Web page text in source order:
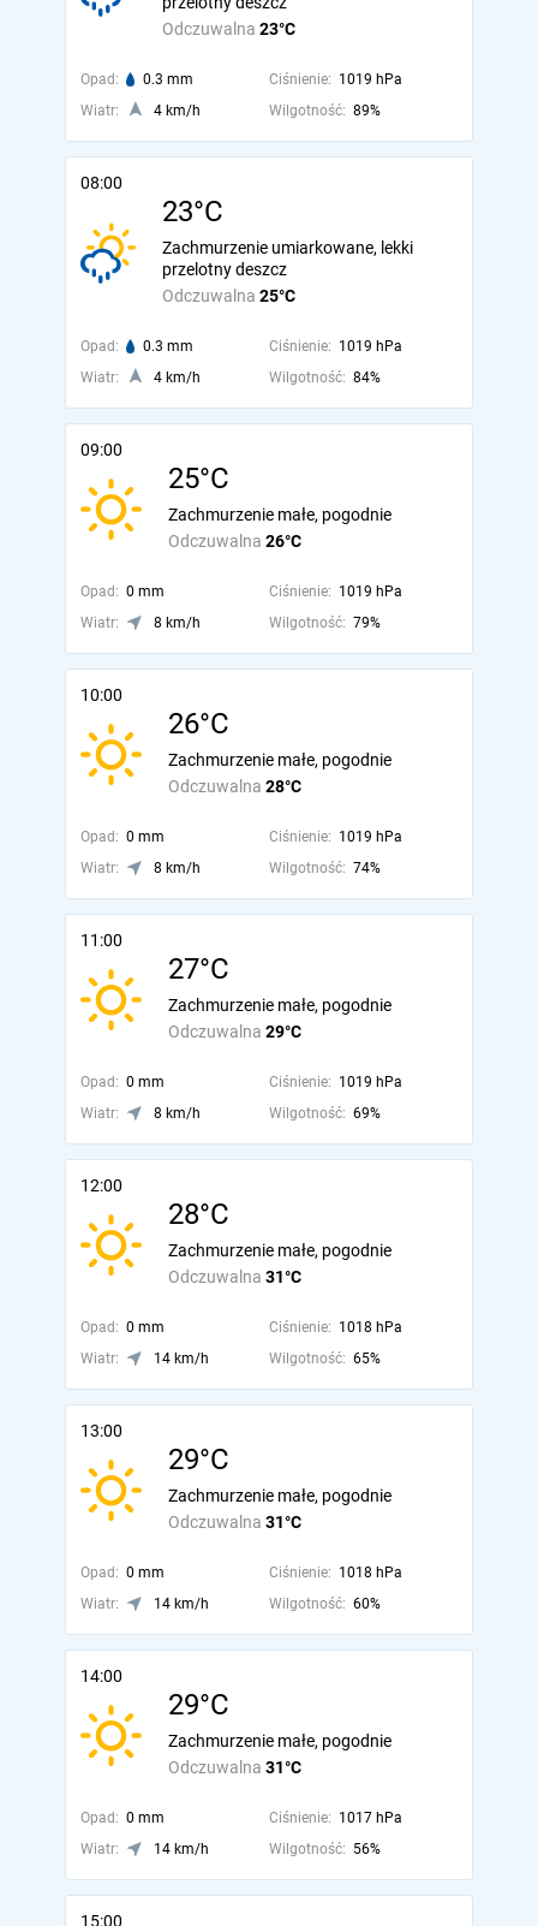
Odczuwalna 23°C
Opad: 0.3 mm Ciśnienie: 1019 hPa
Wiatr:
4 km/h Wilgotność: 89%
08:00
23°C
Odczuwalna 25°C
Zachmurzenie umiarkowane, lekki
przelotny deszcz
Opad: 0.3 mm Ciśnienie: 1019 hPa
Wiatr:
4 km/h Wilgotność: 84%
09:00
25°C
Odczuwalna 26°C
Zachmurzenie małe, pogodnie
Opad: 0 mm Ciśnienie: 1019 hPa
Wiatr:
8 km/h Wilgotność: 79%
10:00
26°C
Odczuwalna 28°C
Zachmurzenie małe, pogodnie
Opad: 0 mm Ciśnienie: 1019 hPa
Wiatr:
8 km/h Wilgotność: 74%
11:00
27°C
Odczuwalna 29°C
Zachmurzenie małe, pogodnie
Opad: 0 mm Ciśnienie: 1019 hPa
Wiatr:
8 km/h Wilgotność: 69%
12:00
28°C
Odczuwalna 31°C
Zachmurzenie małe, pogodnie
Opad: 0 mm Ciśnienie: 1018 hPa
Wiatr:
14 km/h Wilgotność: 65%
13:00
29°C
Odczuwalna 31°C
Zachmurzenie małe, pogodnie
Opad: 0 mm Ciśnienie: 1018 hPa
Wiatr:
14 km/h Wilgotność: 60%
14:00
29°C
Odczuwalna 31°C
Zachmurzenie małe, pogodnie
Opad: 0 mm Ciśnienie: 1017 hPa
Wiatr:
14 km/h Wilgotność: 56%
15:00